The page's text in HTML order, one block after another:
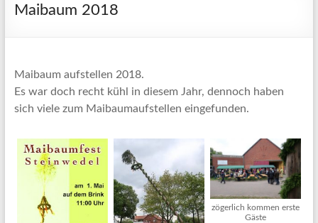
Maibaum 2018
Maibaum aufstellen 2018.
Es war doch recht kühl in diesem Jahr, dennoch haben
sich viele zum Maibaumaufstellen eingefunden.
zögerlich kommen erste
Gäste